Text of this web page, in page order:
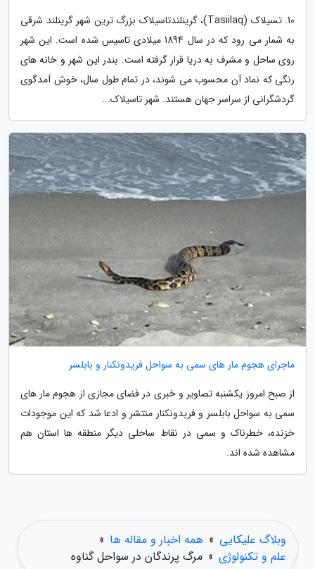
10. تسیلاک (Tasiilaq)، گرینلندتاسیلاک بزرگ ترین شهر گرینلند شرقی
به شمار می رود که در سال 1894 میلادی تاسیس شده است. این شهر
روی ساحل و مشرف به دریا قرار گرفته است. بندر این شهر و خانه های
رنگی که نماد آن محسوب می شوند، در تمام طول سال، خوش آمدگوی
گردشگرانی از سراسر جهان هستند. شهر تاسیلاک...
ماجرای هجوم مار های سمی به سواحل فریدونکنار و بابلسر
از صبح امروز یکشنبه تصاویر و خبری در فضای مجازی از هجوم مار های
سمی به سواحل بابلسر و فریدونکنار منتشر و ادعا شد که این موجودات
خزنده، خطرناک و سمی در نقاط ساحلی دیگر منطقه ها استان هم
مشاهده شده اند.
وبلاگ علیکایی » همه اخبار و مقاله ها »
علم و تکنولوژی » مرگ پرندگان در سواحل گناوه